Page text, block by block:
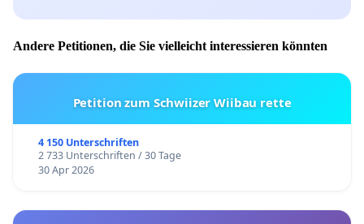
Andere Petitionen, die Sie vielleicht interessieren könnten
Petition zum Schwiizer Wiibau rette
4 150 Unterschriften
2 733 Unterschriften / 30 Tage
30 Apr 2026